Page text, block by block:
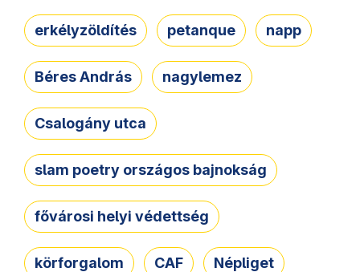
erkélyzöldítés petanque napp
Béres András nagylemez
Csalogány utca
slam poetry országos bajnokság
fővárosi helyi védettség
körforgalom CAF Népliget